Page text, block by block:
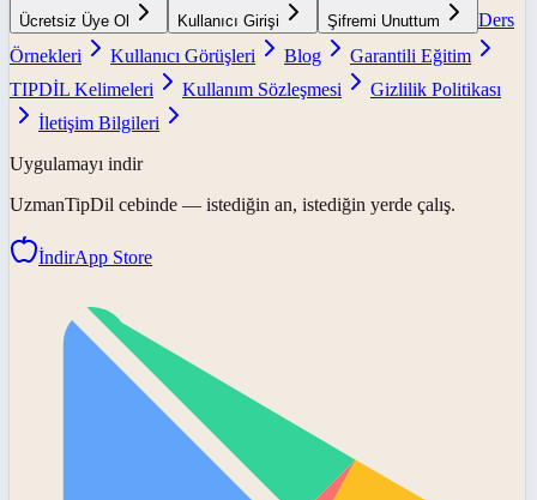
Ücretsiz Üye Ol Kullanıcı Girişi Şifremi Unuttum
Ders
Örnekleri
Kullanıcı Görüşleri Blog
Garantili Eğitim
TIPDİL Kelimeleri
Kullanım Sözleşmesi
Gizlilik Politikası
İletişim Bilgileri
Uygulamayı indir
UzmanTipDil cebinde — istediğin an, istediğin yerde çalış.
İndirApp Store